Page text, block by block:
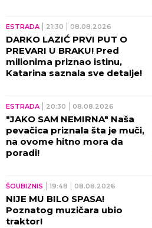
ESTRADA 21:30 08.08.2026
DARKO LAZIĆ PRVI PUT O
PREVARI U BRAKU! Pred
milionima priznao istinu,
Katarina saznala sve detalje!
ESTRADA 20:30 08.08.2026
"JAKO SAM NEMIRNA" Naša
pevačica priznala šta je muči,
na ovome hitno mora da
poradi!
ŠOUBIZNIS 19:48 08.08.2026
NIJE MU BILO SPASA!
Poznatog muzičara ubio
traktor!